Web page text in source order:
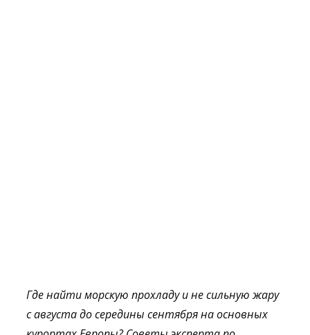
Где найти морскую прохладу и не сильную жару
с августа до середины сентября на основных